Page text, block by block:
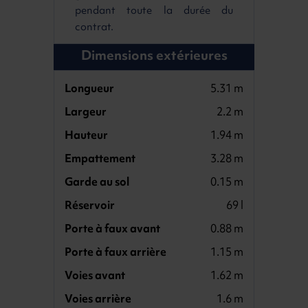
pendant toute la durée du
contrat.
Dimensions extérieures
Longueur
5.31 m
Largeur
2.2 m
Hauteur
1.94 m
Empattement
3.28 m
Garde au sol
0.15 m
Réservoir
69 l
Porte à faux avant
0.88 m
Porte à faux arrière
1.15 m
Voies avant
1.62 m
Voies arrière
1.6 m